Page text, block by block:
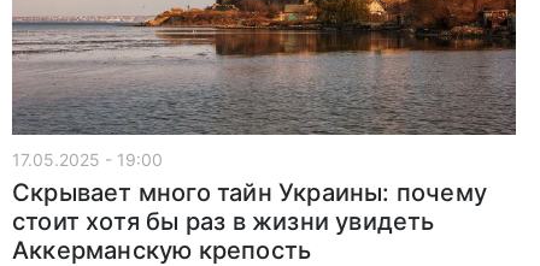
17.05.2025 - 19:00
Скрывает много тайн Украины: почему
стоит хотя бы раз в жизни увидеть
Аккерманскую крепость